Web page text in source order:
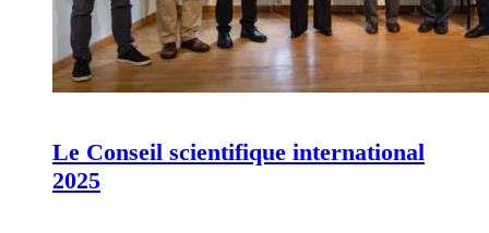
Le Conseil scientifique international
2025